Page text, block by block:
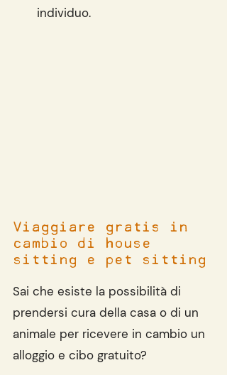
individuo.
Viaggiare gratis in
cambio di house
sitting e pet sitting
Sai che esiste la possibilità di
prendersi cura della casa o di un
animale per ricevere in cambio un
alloggio e cibo gratuito?